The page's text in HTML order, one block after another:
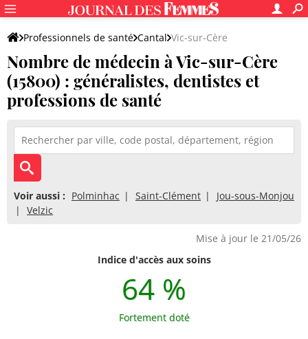
Professionnels de santé Cantal Vic-sur-Cère
Nombre de médecin à Vic-sur-Cère
(15800) : généralistes, dentistes et
professions de santé
Voir aussi : Polminhac Saint-Clément
Jou-sous-Monjou
Velzic
Mise à jour le 21/05/26
Indice d'accès aux soins
64 %
Fortement doté